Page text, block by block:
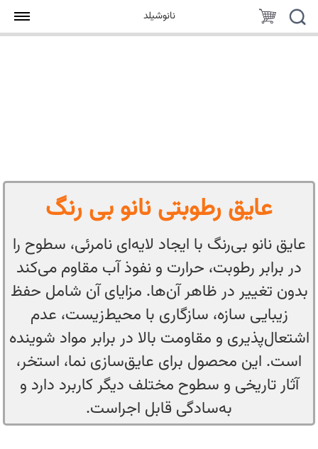
نانوشیلد
عایق رطوبتی نانو بی رنگ
عایق نانو بی‌رنگ با ایجاد لایه‌ای نامرئی، سطوح را
در برابر رطوبت، حرارت و نفوذ آب مقاوم می‌کند
بدون تغییر در ظاهر آن‌ها. مزایای آن شامل حفظ
زیبایی سازه، سازگاری با محیط‌زیست، عدم
اشتعال‌پذیری و مقاومت بالا در برابر مواد شوینده
است. این محصول برای عایق‌سازی نما، استخر،
آثار تاریخی و سطوح مختلف دیگر کاربرد دارد و
به‌سادگی قابل اجراست.
جستجو
سبد